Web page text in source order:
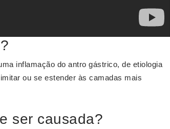
inflamação do antro gástrico, de etiologia
ou se estender às camadas mais
ser causada?